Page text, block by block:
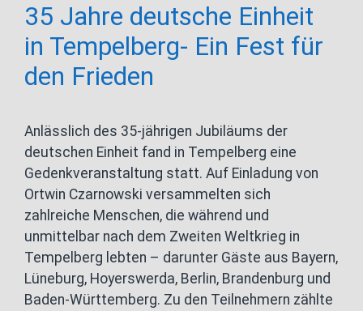
35 Jahre deutsche Einheit
in Tempelberg- Ein Fest für
den Frieden
Anlässlich des 35-jährigen Jubiläums der
deutschen Einheit fand in Tempelberg eine
Gedenkveranstaltung statt. Auf Einladung von
Ortwin Czarnowski versammelten sich
zahlreiche Menschen, die während und
unmittelbar nach dem Zweiten Weltkrieg in
Tempelberg lebten – darunter Gäste aus Bayern,
Lüneburg, Hoyerswerda, Berlin, Brandenburg und
Baden-Württemberg. Zu den Teilnehmern zählte